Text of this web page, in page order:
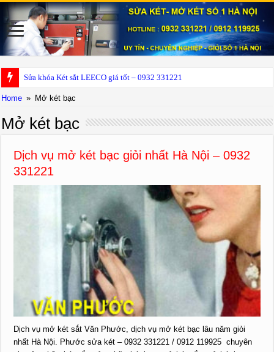
Sửa khóa Két sắt LEECO giá tốt – 0932 331221
Home » Mở két bạc
Mở két bạc
Dịch vụ mở két bạc giỏi nhất Hà Nội – 0932
331221
Dịch vụ mở két sắt Văn Phước, dịch vụ mở két bạc lâu năm giỏi
nhất Hà Nội. Phước sửa két – 0932 331221 / 0912 119925 chuyên